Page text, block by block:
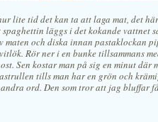
lite tid det kan ta att laga mat, det
läggs i det kokande vattnet
och diska innan pastaklockan
Rör ner i en bunke tillsammans
Sen kostar man på sig en minut där
tills man har en grön och
ord. Den som tror att jag bluffar